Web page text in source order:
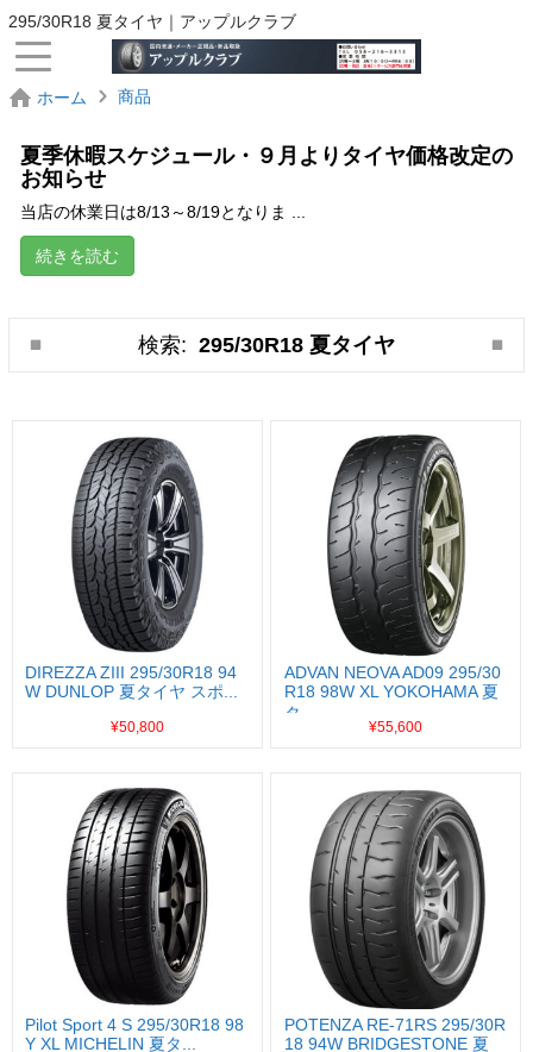
295/30R18 夏タイヤ｜アップルクラブ
ホーム 商品
夏季休暇スケジュール・９月よりタイヤ価格改定の
お知らせ
当店の休業日は8/13～8/19となりま ...
続きを読む
検索: 295/30R18 夏タイヤ
DIREZZA ZIII 295/30R18 94
W DUNLOP 夏タイヤ スポ...
¥50,800
ADVAN NEOVA AD09 295/30
R18 98W XL YOKOHAMA 夏
タ...
¥55,600
Pilot Sport 4 S 295/30R18 98
Y XL MICHELIN 夏タ...
POTENZA RE-71RS 295/30R
18 94W BRIDGESTONE 夏